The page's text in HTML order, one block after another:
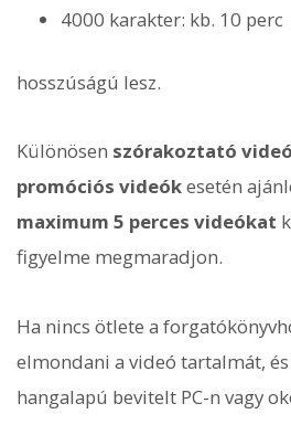
4000 karakter: kb. 10 perc
hosszúságú lesz.
Különösen szórakoztató
promóciós videókesetén
maximum 5 perces videókat
figyelme megmaradjon.
Ha nincs ötlete a
elmondani a videó tartalmát,
hangalapú bevitelt PC-n vagy